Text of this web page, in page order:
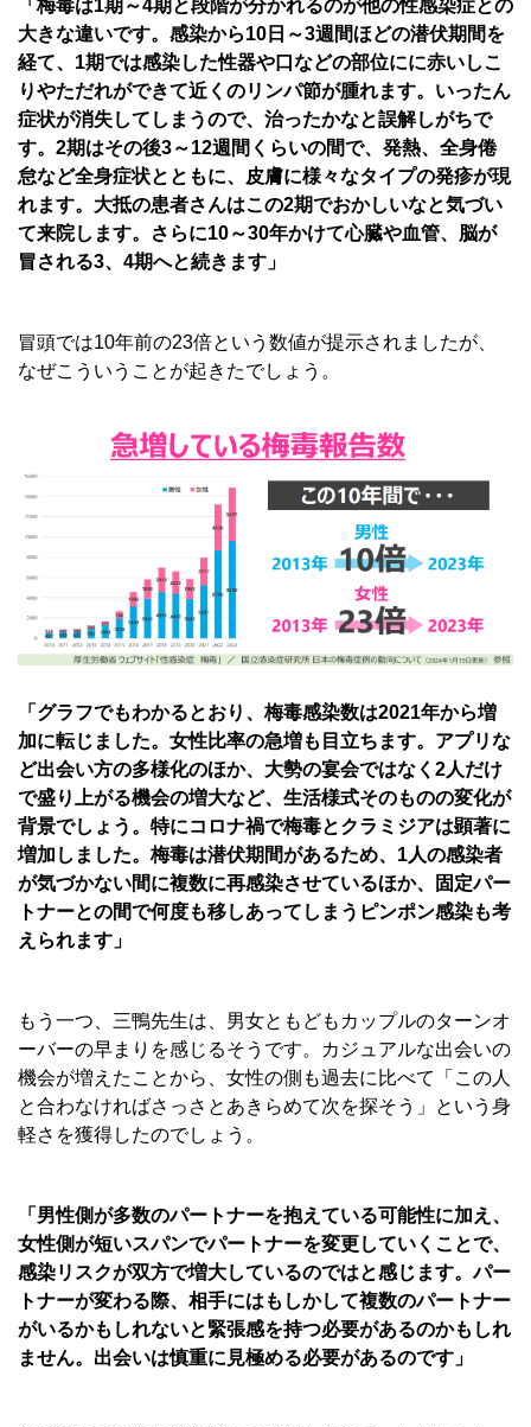
「梅毒は1期～4期と段階が分かれるのが他の性感染症との
大きな違いです。感染から10日～3週間ほどの潜伏期間を
経て、1期では感染した性器や口などの部位にに赤いしこ
りやただれができて近くのリンパ節が腫れます。いったん
症状が消失してしまうので、治ったかなと誤解しがちで
す。2期はその後3～12週間くらいの間で、発熱、全身倦
怠など全身症状とともに、皮膚に様々なタイプの発疹が現
れます。大抵の患者さんはこの2期でおかしいなと気づい
て来院します。さらに10～30年かけて心臓や血管、脳が
冒される3、4期へと続きます」
冒頭では10年前の23倍という数値が提示されましたが、
なぜこういうことが起きたでしょう。
「グラフでもわかるとおり、梅毒感染数は2021年から増
加に転じました。女性比率の急増も目立ちます。アプリな
ど出会い方の多様化のほか、大勢の宴会ではなく2人だけ
で盛り上がる機会の増大など、生活様式そのものの変化が
背景でしょう。特にコロナ禍で梅毒とクラミジアは顕著に
増加しました。梅毒は潜伏期間があるため、1人の感染者
が気づかない間に複数に再感染させているほか、固定パー
トナーとの間で何度も移しあってしまうピンポン感染も考
えられます」
もう一つ、三鴨先生は、男女ともどもカップルのターンオ
ーバーの早まりを感じるそうです。カジュアルな出会いの
機会が増えたことから、女性の側も過去に比べて「この人
と合わなければさっさとあきらめて次を探そう」という身
軽さを獲得したのでしょう。
「男性側が多数のパートナーを抱えている可能性に加え、
女性側が短いスパンでパートナーを変更していくことで、
感染リスクが双方で増大しているのではと感じます。パー
トナーが変わる際、相手にはもしかして複数のパートナー
がいるかもしれないと緊張感を持つ必要があるのかもしれ
ません。出会いは慎重に見極める必要があるのです」